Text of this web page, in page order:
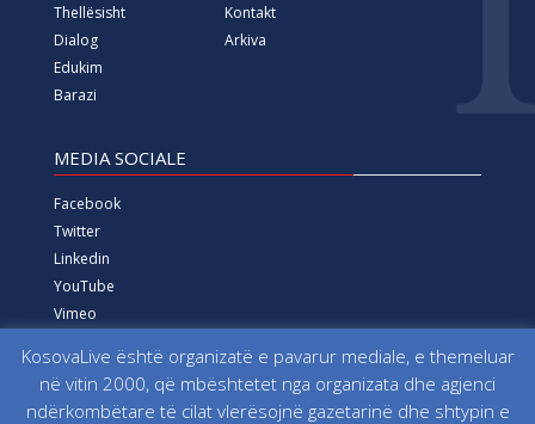
Thellësisht
Dialog
Edukim
Barazi
Kontakt
Arkiva
MEDIA SOCIALE
Facebook
Twitter
Linkedin
YouTube
Vimeo
Të gjitha të drejtat e rezervuara që nga viti 2000 Fondacioni
KosovaLive është organizatë e pavarur mediale, e themeluar
në vitin 2000, që mbështetet nga organizata dhe agjenci
ndërkombëtare të cilat vlerësojnë gazetarinë dhe shtypin e